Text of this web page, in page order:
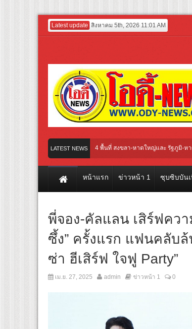
Latest update สิงหาคม 5th, 2026 11:01 AM
LATEST NEWS
-หาดใหญ่ ป้าย 8×4 พื้นที่ สงขลา-หาดใหญ่และ รัฐภูมิ-หาดใหญ่ ป้า
หน้าแรก ข่าวหน้า 1 ซุบซิบบันเ
พี่จอง-คัลแลน เสิร์ฟคว
ซึ้ง” ครั้งแรก แฟนคลับล้
ซ่า ฮีเสิร์ฟ ใจฟู Party”
เม.ย. 27, 2025 admin ข่าวหน้า 1 0